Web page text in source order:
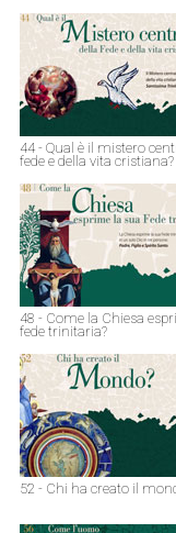
44 - Qual è il mistero
fede e della vita cristiana?
48 - Come la Chiesa
fede trinitaria?
52 - Chi ha creato il